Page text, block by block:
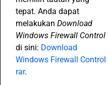
tepat. Anda dapat
melakukan Download
Windows Firewall Control
di sini: Download
Windows Firewall Control
rar.